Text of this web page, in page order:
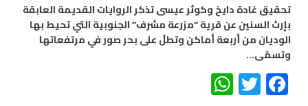
تحقيق غادة دايخ وكوثر عيسى تذكر الروايات القديمة العابقة
بإرث السنين عن قرية “مزرعة مشرف” الجنوبية التي تحيط بها
الوديان من أربعة أماكن وتطلُ على بحر صور في مرتفعاتها
وتسمّى…
Facebook
Twitter